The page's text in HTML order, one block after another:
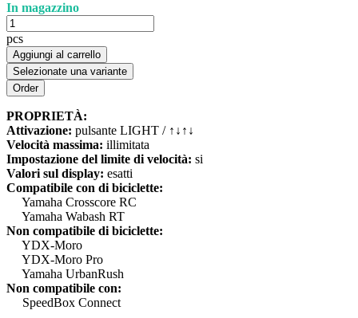
In magazzino
pcs
Aggiungi al carrello
Selezionate una variante
PROPRIETÀ:
Attivazione: pulsante LIGHT / ↑↓↑↓
Velocità massima: illimitata
Impostazione del limite di velocità: si
Valori sul display: esatti
Compatibile con di biciclette:
Yamaha Crosscore RC
Yamaha Wabash RT
Non compatibile di biciclette:
YDX-Moro
YDX-Moro Pro
Yamaha UrbanRush
Non compatibile con:
SpeedBox Connect